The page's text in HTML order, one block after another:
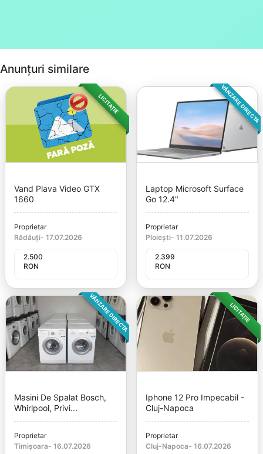
Anunțuri similare
LICITAȚIE
Vand Plava Video GTX
1660
Proprietar
Rădăuți- 17.07.2026
2.500
RON
VÂNZARE DIRECTA
Laptop Microsoft Surface
Go 12.4"
Proprietar
Ploiești- 11.07.2026
2.399
RON
VÂNZARE DIRECTA
Masini De Spalat Bosch,
Whirlpool, Privi...
Proprietar
Timișoara- 16.07.2026
LICITAȚIE
Iphone 12 Pro Impecabil -
Cluj-Napoca
Proprietar
Cluj-Napoca- 16.07.2026